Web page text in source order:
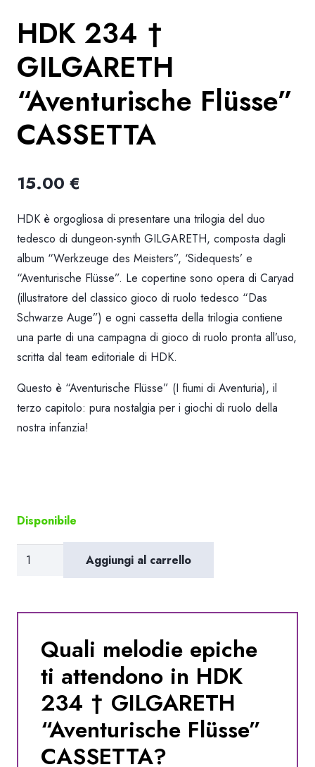
HDK 234 †
GILGARETH
“Aventurische Flüsse”
CASSETTA
15.00 €
HDK è orgogliosa di presentare una trilogia del duo
tedesco di dungeon-synth GILGARETH, composta dagli
album “Werkzeuge des Meisters”, ‘Sidequests’ e
“Aventurische Flüsse”. Le copertine sono opera di Caryad
(illustratore del classico gioco di ruolo tedesco “Das
Schwarze Auge”) e ogni cassetta della trilogia contiene
una parte di una campagna di gioco di ruolo pronta all’uso,
scritta dal team editoriale di HDK.
Questo è “Aventurische Flüsse” (I fiumi di Aventuria), il
terzo capitolo: pura nostalgia per i giochi di ruolo della
nostra infanzia!
Disponibile
HDK
GILGARETH
Flüsse"
CASSETTA
quantità
Aggiungi al carrello
Quali melodie epiche
ti attendono in HDK
234 † GILGARETH
“Aventurische Flüsse”
CASSETTA?